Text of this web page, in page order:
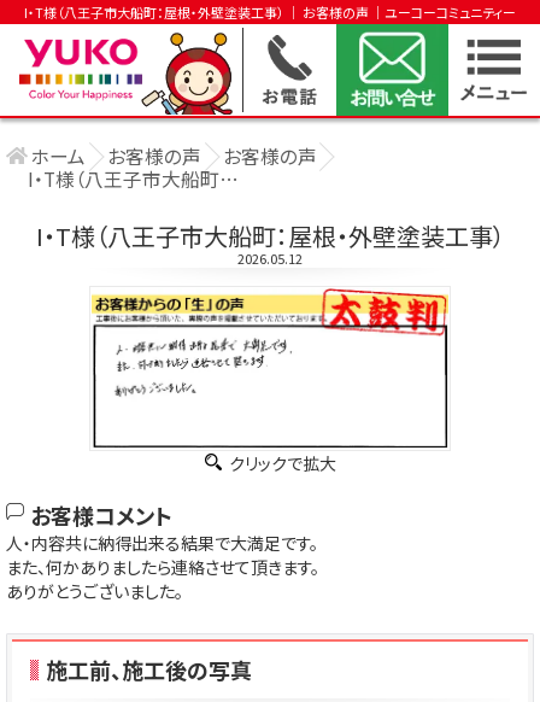
I・T様（八王子市大船町：屋根・外壁塗装工事） │ お客様の声 │ユーコーコミュニティー
ホーム お客様の声
お客様の声
I・T様（八王子市大船町：屋根・外壁塗装工 ....
I・T様（八王子市大船町：屋根・外壁塗装工事）
2026.05.12
クリックで拡大
お客様コメント
人・内容共に納得出来る結果で大満足です。
また、何かありましたら連絡させて頂きます。
ありがとうございました。
施工前、施工後の写真